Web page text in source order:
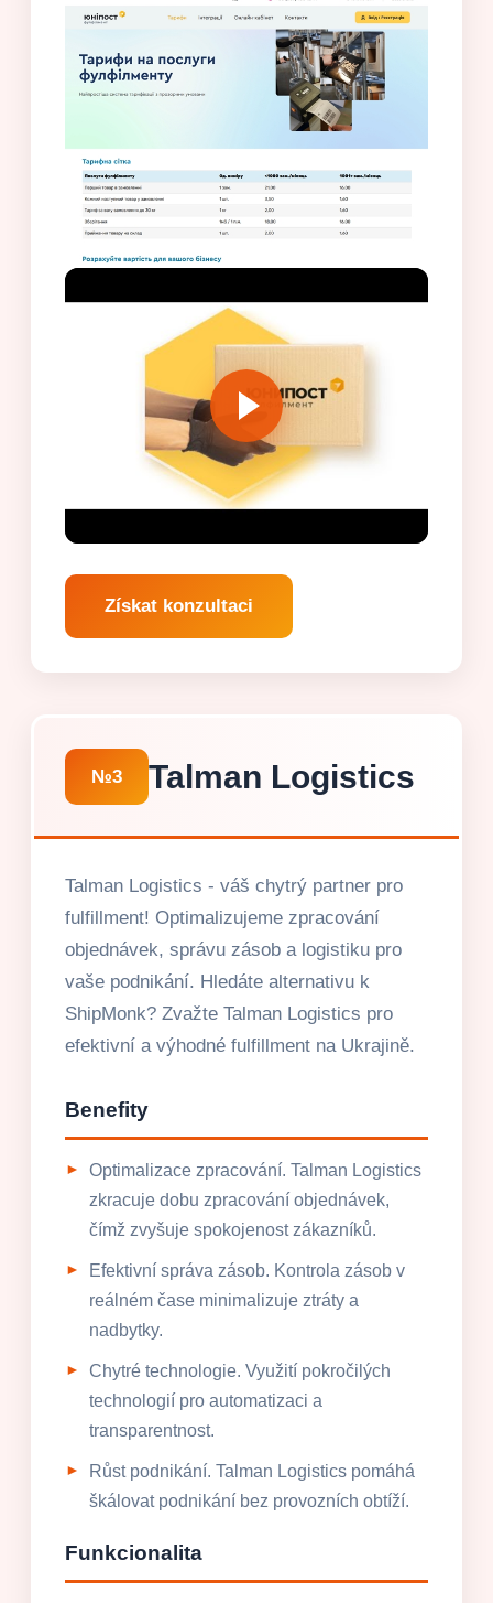
Získat konzultaci
№3 Talman Logistics
Talman Logistics - váš chytrý partner pro
fulfillment! Optimalizujeme zpracování
objednávek, správu zásob a logistiku pro
vaše podnikání. Hledáte alternativu k
ShipMonk? Zvažte Talman Logistics pro
efektivní a výhodné fulfillment na Ukrajině.
Benefity
Optimalizace zpracování. Talman Logistics
zkracuje dobu zpracování objednávek,
čímž zvyšuje spokojenost zákazníků.
Efektivní správa zásob. Kontrola zásob v
reálném čase minimalizuje ztráty a
nadbytky.
Chytré technologie. Využití pokročilých
technologií pro automatizaci a
transparentnost.
Růst podnikání. Talman Logistics pomáhá
škálovat podnikání bez provozních obtíží.
Funkcionalita